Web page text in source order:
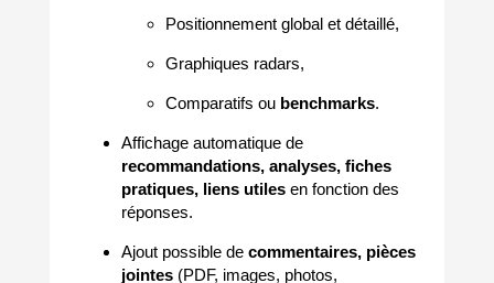
Positionnement global et détaillé,
Graphiques radars,
Comparatifs ou benchmarks.
Affichage automatique de
recommandations, analyses, fiches
pratiques, liens utiles en fonction des
réponses.
Ajout possible de commentaires, pièces
jointes (PDF, images, photos,